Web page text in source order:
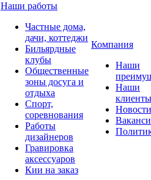
Наши работы
Частные дома,
дачи, коттеджи
Бильярдные
клубы
Общественные
зоны досуга и
отдыха
Спорт,
соревнования
Работы
дизайнеров
Гравировка
аксессуаров
Кии на заказ
Компания
Наши
Наши
клиенты
Новости